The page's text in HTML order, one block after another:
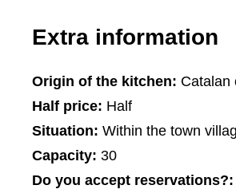
Extra information
Origin of the kitchen: Catalan
Half price: Half
Situation: Within the town
Capacity: 30
Do you accept reservations?: